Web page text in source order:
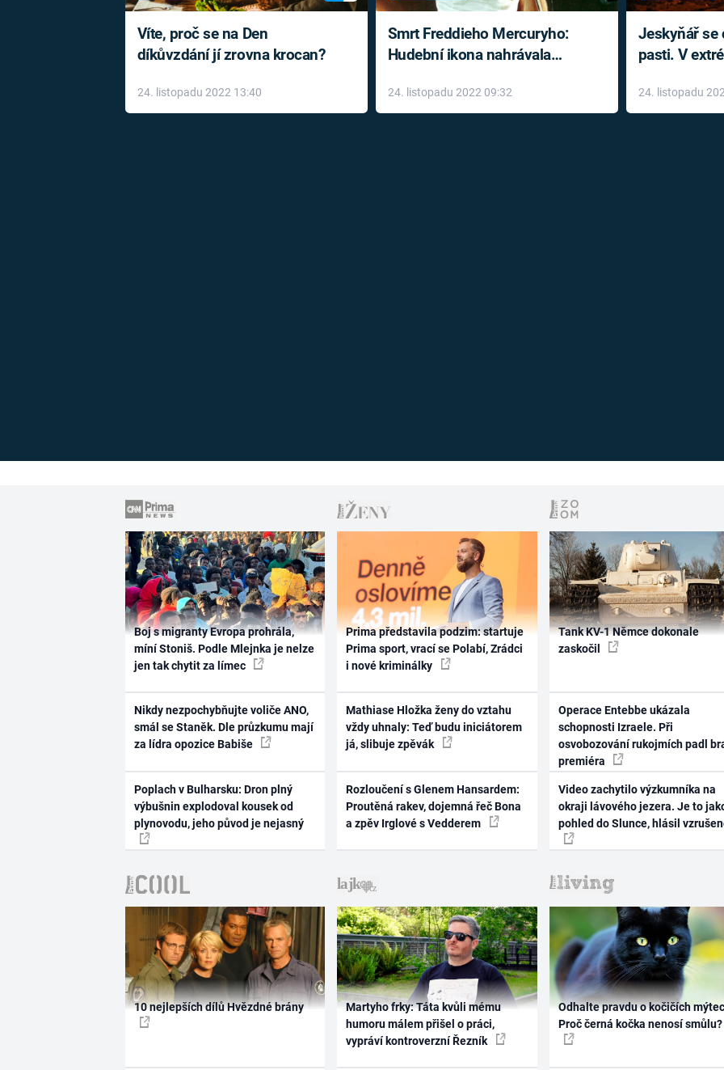
Víte, proč se na Den
díkůvzdání jí zrovna krocan?
24. listopadu 2022 13:40
Smrt Freddieho Mercuryho:
Hudební ikona nahrávala
léky
24. listopadu 2022 09:32
Jeskyňář se
pasti. V
24. listopadu
Boj s migranty Evropa prohrála,
míní Stoniš. Podle Mlejnka je nelze
jen tak chytit za límec
Nikdy nezpochybňujte voliče ANO,
smál se Staněk. Dle průzkumu mají
za lídra opozice Babiše
Poplach v Bulharsku: Dron plný
výbušnin explodoval kousek od
plynovodu, jeho původ je nejasný
Prima představila podzim: startuje
Prima sport, vrací se Polabí, Zrádci
i nové kriminálky
Mathiase Hložka ženy do vztahu
vždy uhnaly: Teď budu iniciátorem
já, slibuje zpěvák
Rozloučení s Glenem Hansardem:
Proutěná rakev, dojemná řeč Bona
a zpěv Irglové s Vedderem
Tank KV-1 Němce dokonale
zaskočil
Operace Entebbe ukázala
schopnosti Izraele. Při
osvobozování rukojmích padl
premiéra
Video zachytilo výzkumníka na
okraji lávového jezera. Je to
pohled do Slunce, hlásil
10 nejlepších dílů Hvězdné brány
Martyho frky: Táta kvůli mému
humoru málem přišel o práci,
vypráví kontroverzní Řezník
Odhalte pravdu o kočičích
Proč černá kočka nenosí smůlu?